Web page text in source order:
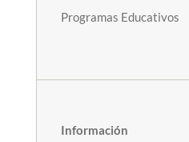
Programas Educativos
Información